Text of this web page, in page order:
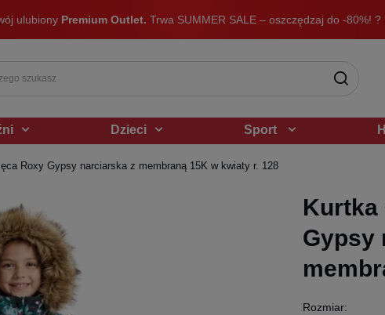
ulubiony Premium Outlet. Trwa SUMMER SALE – oszczędzaj do -80%! ?
Dzieci Sport
Roxy Gypsy narciarska z membraną 15K w kwiaty r. 128
Kurtka
Gypsy
Rozmiar: